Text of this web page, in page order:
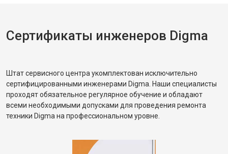
Сертификаты инженеров Digma
Штат сервисного центра укомплектован исключительно
сертифицированными инженерами Digma. Наши специалисты
проходят обязательное регулярное обучение и обладают
всеми необходимыми допусками для проведения ремонта
техники Digma на профессиональном уровне.